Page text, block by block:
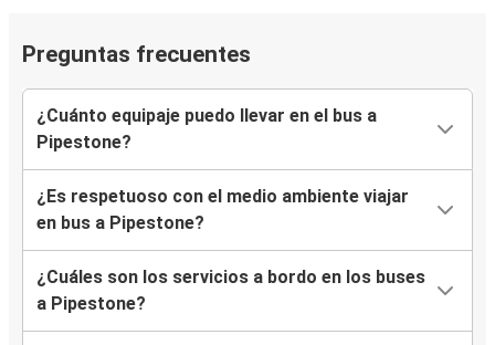
Preguntas frecuentes
¿Cuánto equipaje puedo llevar en el bus a
Pipestone?
¿Es respetuoso con el medio ambiente viajar
en bus a Pipestone?
¿Cuáles son los servicios a bordo en los buses
a Pipestone?